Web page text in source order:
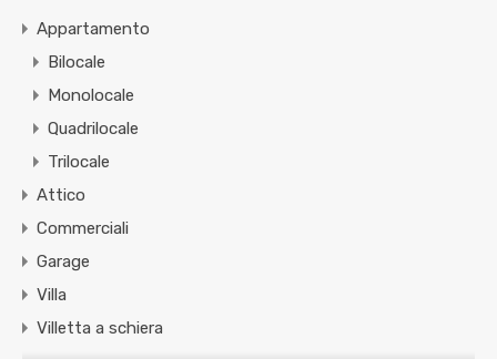
Appartamento
Bilocale
Monolocale
Quadrilocale
Trilocale
Attico
Commerciali
Garage
Villa
Villetta a schiera